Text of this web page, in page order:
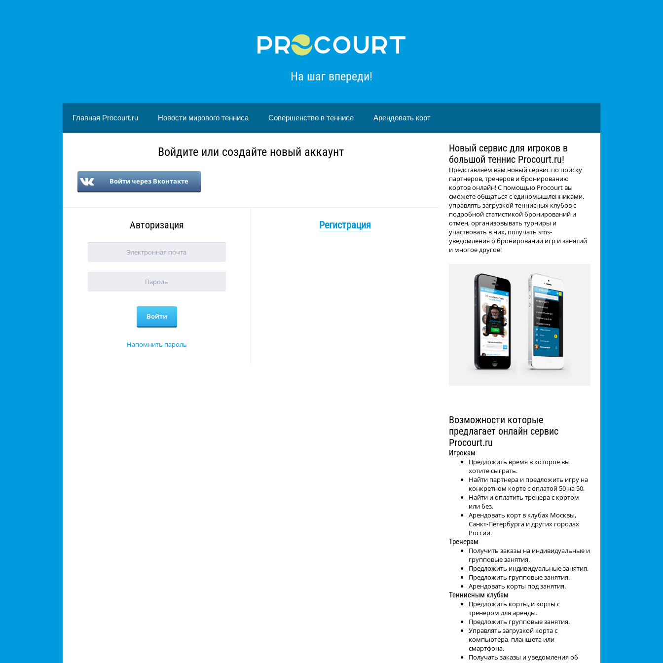
На шаг впереди!
Главная Procourt.ru Новости мирового тенниса Совершенство в теннисе Арендовать корт
Войдите или создайте новый аккаунт
Войти через Вконтакте
Авторизация
Напомнить пароль
Регистрация
Новый сервис для игроков в
большой теннис Procourt.ru!
Представляем вам новый сервис по поиску
партнеров, тренеров и бронированию
кортов онлайн! С помощью Procourt вы
сможете общаться с единомышленниками,
управлять загрузкой теннисных клубов с
подробной статистикой бронирований и
отмен, организовывать турниры и
участвовать в них, получать sms-
уведомления о бронировании игр и занятий
и многое другое!
Возможности которые
предлагает онлайн сервис
Procourt.ru
Игрокам
Предложить время в которое вы
хотите сыграть.
Найти партнера и предложить игру на
конкретном корте с оплатой 50 на 50.
Найти и оплатить тренера с кортом
или без.
Арендовать корт в клубах Москвы,
Санкт-Петербурга и других городах
России.
Тренерам
Получить заказы на индивидуальные и
групповые занятия.
Предложить индивидуальные занятия.
Предложить групповые занятия.
Арендовать корты под занятия.
Теннисным клубам
Предложить корты, и корты с
тренером для аренды.
Предложить групповые занятия.
Управлять загрузкой корта с
компьютера, планшета или
смартфона.
Получать заказы и уведомления об